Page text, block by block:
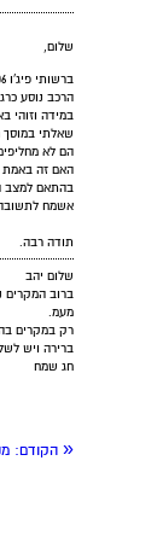
שלום,
הרכב נוסע
במידה וזוהי
שאלתי
הם לא
האם זה באמת
בהתאם למצב
אשמח
תודה רבה.
שלום יהב
מעמ.
רק במקרים
ברירה ויש
חג שמח
« הקודם: